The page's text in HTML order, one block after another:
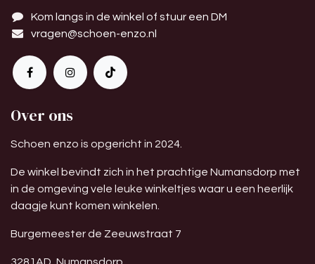
Kom langs in de winkel of stuur een DM
vragen@schoen-enzo.nl
Over ons
Schoen enzo is opgericht in 2024.
De winkel bevindt zich in het prachtige Numansdorp met
in de omgeving vele leuke winkeltjes waar u een heerlijk
daagje kunt komen winkelen.
Burgemeester de Zeeuwstraat 7
3281AD, Numansdorp